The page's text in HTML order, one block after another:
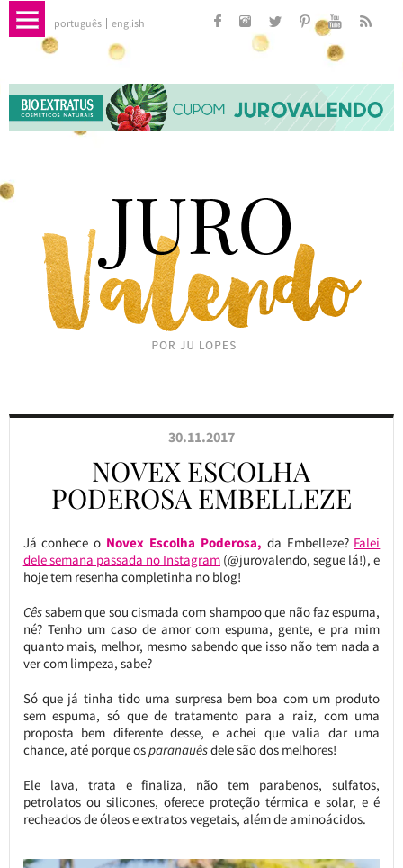
português english
30.11.2017
NOVEX ESCOLHA
PODEROSA EMBELLEZE
Já conhece o Novex Escolha Poderosa, da Embelleze? Falei
dele semana passada no Instagram (@jurovalendo, segue lá!), e
hoje tem resenha completinha no blog!
Cêssabem que sou cismada com shampoo que não faz espuma,
né? Tenho um caso de amor com espuma, gente, e pra mim
quanto mais, melhor, mesmo sabendo que isso não tem nada a
ver com limpeza, sabe?
Só que já tinha tido uma surpresa bem boa com um produto
sem espuma, só que de tratamento para a raiz, com uma
proposta bem diferente desse, e achei que valia dar uma
chance, até porque osparanauêsdele são dos melhores!
Ele lava, trata e finaliza, não tem parabenos, sulfatos,
petrolatos ou silicones, oferece proteção térmica e solar, e é
recheados de óleos e extratos vegetais, além de aminoácidos.